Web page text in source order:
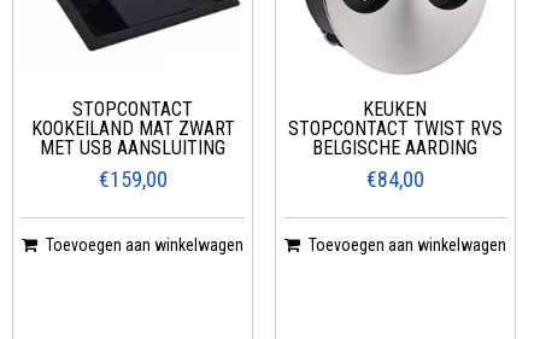
STOPCONTACT
KOOKEILAND MAT ZWART
MET USB AANSLUITING
€159,00
Toevoegen aan winkelwagen
KEUKEN
STOPCONTACT TWIST RVS
BELGISCHE AARDING
€84,00
Toevoegen aan winkelwagen